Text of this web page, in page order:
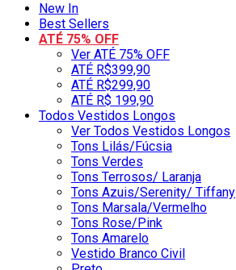
New In
Best Sellers
ATÉ 75% OFF
Ver ATÉ 75% OFF
ATÉ R$399,90
ATÉ R$299,90
ATÉ R$ 199,90
Todos Vestidos Longos
Ver Todos Vestidos Longos
Tons Lilás/Fúcsia
Tons Verdes
Tons Terrosos/ Laranja
Tons Azuis/Serenity/ Tiffany
Tons Marsala/Vermelho
Tons Rose/Pink
Tons Amarelo
Vestido Branco Civil